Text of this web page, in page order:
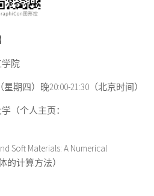
院
期四）晚20:00-21:30（北京时间）
（个人主页：
Soft Materials: A Numerical
的计算方法）